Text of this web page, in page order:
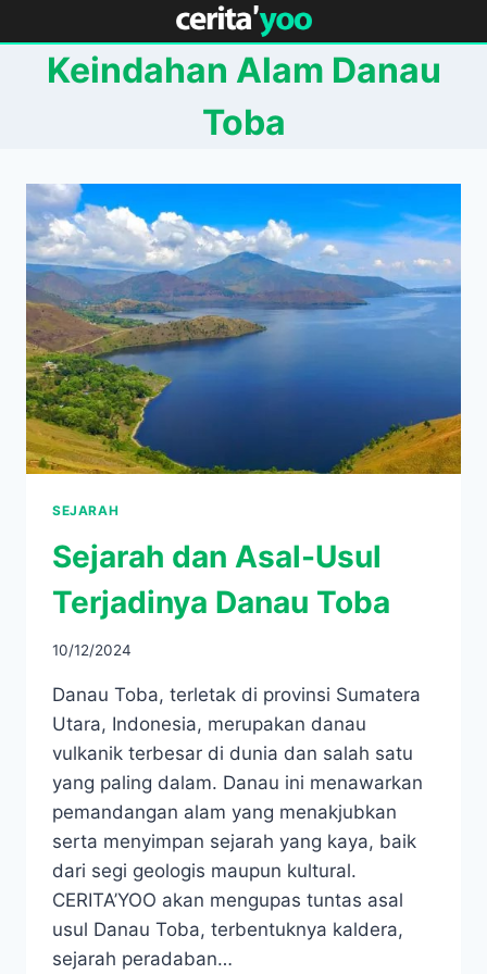
to
contentKeindahan Alam Danau
Toba
SEJARAH
Sejarah dan Asal-Usul
Terjadinya Danau Toba
10/12/2024
Danau Toba, terletak di provinsi Sumatera
Utara, Indonesia, merupakan danau
vulkanik terbesar di dunia dan salah satu
yang paling dalam. Danau ini menawarkan
pemandangan alam yang menakjubkan
serta menyimpan sejarah yang kaya, baik
dari segi geologis maupun kultural.
CERITA’YOO akan mengupas tuntas asal
usul Danau Toba, terbentuknya kaldera,
sejarah peradaban…